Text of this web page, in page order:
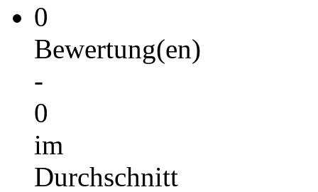
0
Bewertung(en)
-
0
im
Durchschnitt